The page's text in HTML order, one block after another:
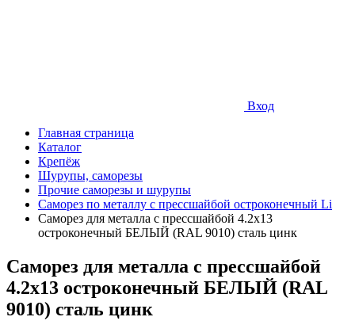
Вход
Главная страница
Каталог
Крепёж
Шурупы, саморезы
Прочие саморезы и шурупы
Саморез по металлу с прессшайбой остроконечный Li
Саморез для металла с прессшайбой 4.2х13
остроконечный БЕЛЫЙ (RAL 9010) сталь цинк
Саморез для металла с прессшайбой
4.2х13 остроконечный БЕЛЫЙ (RAL
9010) сталь цинк